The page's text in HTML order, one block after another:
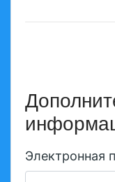
Электронная